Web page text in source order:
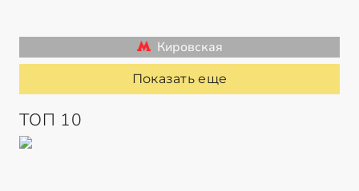
Кировская
Показать еще
ТОП 10